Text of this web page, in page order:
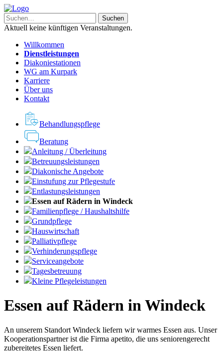
Aktuell keine künftigen Veranstaltungen.
Willkommen
Dienstleistungen
Diakoniestationen
WG am Kurpark
Karriere
Über uns
Kontakt
Behandlungspflege
Beratung
Anleitung / Überleitung
Betreuungsleistungen
Diakonische Angebote
Einstufung zur Pflegestufe
Entlastungsleistungen
Essen auf Rädern in Windeck
Familienpflege / Haushaltshilfe
Grundpflege
Hauswirtschaft
Palliativpflege
Verhinderungspflege
Serviceangebote
Tagesbetreuung
Kleine Pflegeleistungen
Essen auf Rädern in Windeck
An unserem Standort Windeck liefern wir warmes Essen aus. Unser
Kooperationspartner ist die Firma apetito, die uns seniorengerecht
zubereitetes Essen liefert.